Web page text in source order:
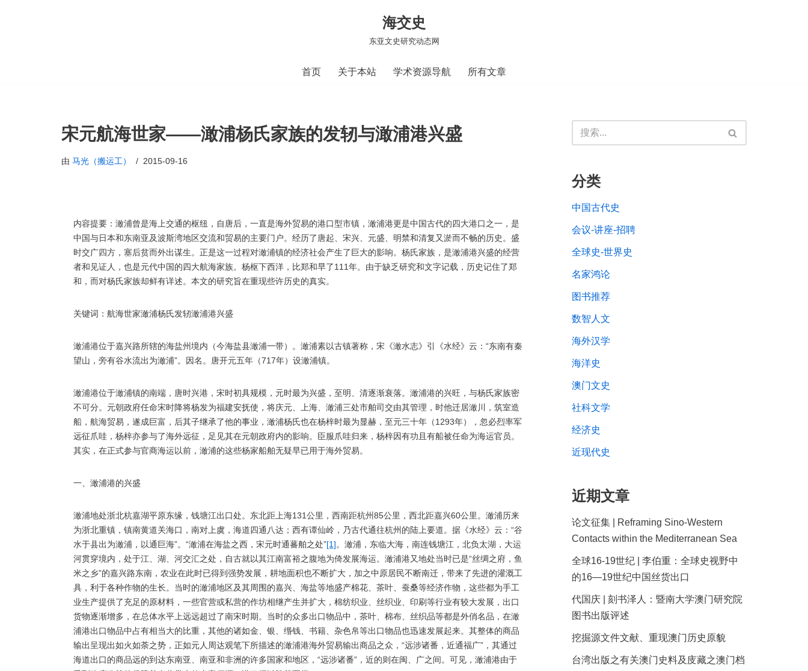
海交史
东亚文史研究动态网
首页 关于本站 学术资源导航 所有文章
宋元航海世家——澉浦杨氏家族的发轫与澉浦港兴盛
由 马光（搬运工） 2015-09-16
内容提要：澉浦曾是海上交通的枢纽，自唐后，一直是海外贸易的港口型市镇，澉浦港更是中国古代的四大港口之一，是
中国与日本和东南亚及波斯湾地区交流和贸易的主要门户。经历了唐起、宋兴、元盛、明禁和清复又淤而不畅的历史。盛
时交广四方，塞后贫而外出谋生。正是这一过程对澉浦镇的经济社会产生了巨大的影响。杨氏家族，是澉浦港兴盛的经营
者和见证人，也是元代中国的四大航海家族。杨枢下西洋，比郑和早了111年。由于缺乏研究和文字记载，历史记住了郑
和，而对杨氏家族却鲜有详述。本文的研究旨在重现些许历史的真实。
关键词：航海世家澉浦杨氏发轫澉浦港兴盛
澉浦港位于嘉兴路所辖的海盐州境内（今海盐县澉浦一带）。澉浦素以古镇著称，宋《澉水志》引《水经》云：“东南有秦
望山，旁有谷水流出为澉浦”。因名。唐开元五年（717年）设澉浦镇。
澉浦港位于澉浦镇的南端，唐时兴港，宋时初具规模，元时最为兴盛，至明、清逐渐衰落。澉浦港的兴旺，与杨氏家族密
不可分。元朝政府任命宋时降将杨发为福建安抚使，将庆元、上海、澉浦三处市舶司交由其管理，时他迁居澉川，筑室造
船，航海贸易，遂成巨富，后其子继承了他的事业，澉浦杨氏也在杨梓时最为显赫，至元三十年（1293年），忽必烈率军
远征爪哇，杨梓亦参与了海外远征，足见其在元朝政府内的影响。臣服爪哇归来，杨梓因有功且有船被任命为海运官员。
其实，在正式参与官商海运以前，澉浦的这些杨家船舶无疑早已用于海外贸易。
一、澉浦港的兴盛
澉浦地处浙北杭嘉湖平原东缘，钱塘江出口处。东北距上海131公里，西南距杭州85公里，西北距嘉兴60公里。澉浦历来
为浙北重镇，镇南黄道关海口，南对上虞，海道四通八达；西有谭仙岭，乃古代通往杭州的陆上要道。据《水经》云：“谷
水于县出为澉浦，以通巨海”。“澉浦在海盐之西，宋元时通蕃舶之处”[1]。澉浦，东临大海，南连钱塘江，北负太湖，大运
河贯穿境内，处于江、湖、河交汇之处，自古就以其江南富裕之腹地为倚发展海运。澉浦港又地处当时已是“丝绸之府，鱼
米之乡”的嘉兴路东南，农业在此时已得到强势发展，耕地面积也不断扩大，加之中原居民不断南迁，带来了先进的灌溉工
具，利于各种作物的生长。当时的澉浦地区及其周围的嘉兴、海盐等地盛产棉花、茶叶、蚕桑等经济作物，这些都为手工
业生产提供了充足的原材料，一些官营或私营的作坊相继产生并扩大，棉纺织业、丝织业、印刷等行业有较大发展，出口
货物逐渐增多，在总体水平上远远超过了南宋时期。当时的众多出口物品中，茶叶、棉布、丝织品等都是外俏名品，在澉
浦港出口物品中占有相当大的比重，其他的诸如金、银、缗钱、书籍、杂色帛等出口物品也迅速发展起来。其整体的商品
输出呈现出如火如荼之势，正如元人周达观笔下所描述的澉浦港海外贸易输出商品之众，“远涉诸番，近通福广”，其通过
海道出口的商品远的到达东南亚、南亚和非洲的许多国家和地区，“远涉诸番”，近的则在闽、广之间。可见，澉浦港由于
分类
中国古代史
会议-讲座-招聘
全球史-世界史
名家鸿论
图书推荐
数智人文
海外汉学
海洋史
澳门文史
社科文学
经济史
近现代史
近期文章
论文征集 | Reframing Sino-Western
Contacts within the Mediterranean Sea
全球16-19世纪 | 李伯重：全球史视野中
的16—19世纪中国丝货出口
代国庆 | 刻书泽人：暨南大学澳门研究院
图书出版评述
挖掘源文件文献、重现澳门历史原貌
台湾出版之有关澳门史料及庋藏之澳门档